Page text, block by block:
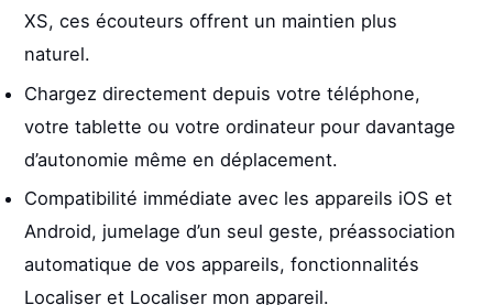
XS, ces écouteurs offrent un maintien plus
naturel.
Chargez directement depuis votre téléphone,
votre tablette ou votre ordinateur pour davantage
d’autonomie même en déplacement.
Compatibilité immédiate avec les appareils iOS et
Android, jumelage d’un seul geste, préassociation
automatique de vos appareils, fonctionnalités
Localiser et Localiser mon appareil.